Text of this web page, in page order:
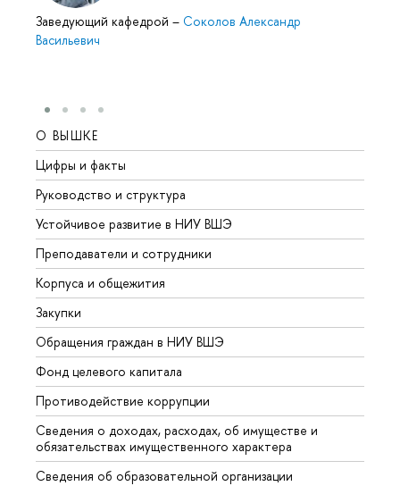
Заведующий кафедрой – Соколов Александр
Васильевич
О ВЫШКЕ
Цифры и факты
Руководство и структура
Устойчивое развитие в НИУ ВШЭ
Преподаватели и сотрудники
Корпуса и общежития
Закупки
Обращения граждан в НИУ ВШЭ
Фонд целевого капитала
Противодействие коррупции
Сведения о доходах, расходах, об имуществе и
обязательствах имущественного характера
Сведения об образовательной организации